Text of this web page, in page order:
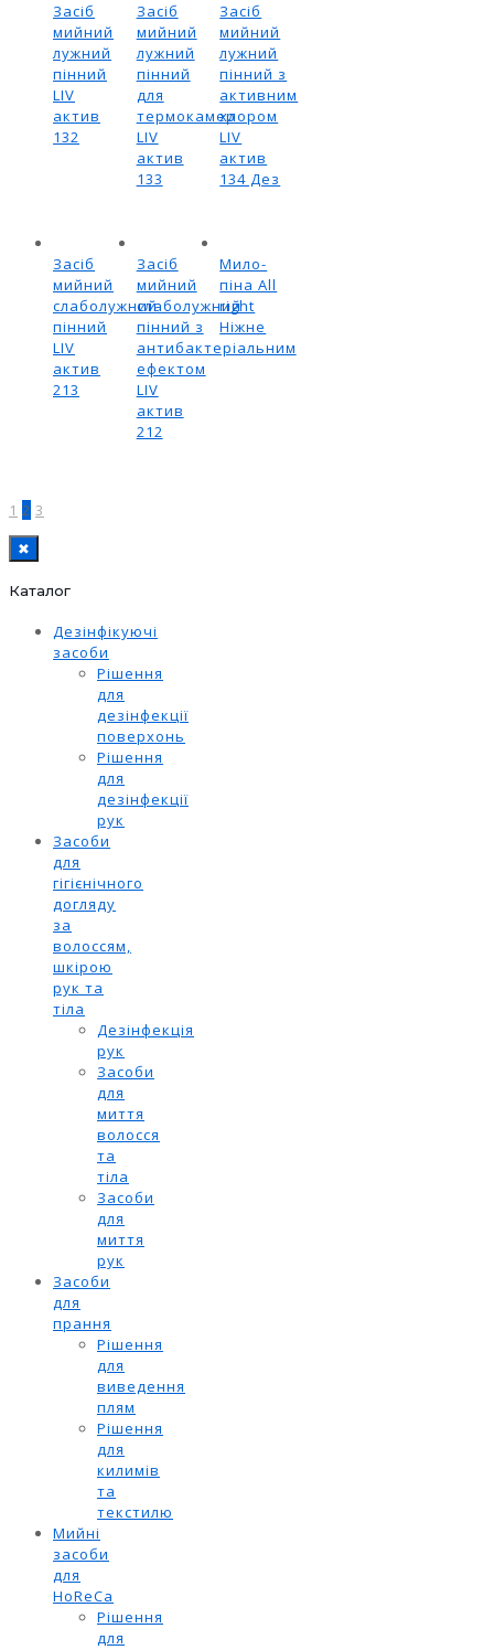
Засіб
мийний
лужний
пінний
LIV
актив
132
Засіб
мийний
лужний
пінний
для
термокамер
LIV
актив
133
Засіб
мийний
лужний
пінний з
активним
хлором
LIV
актив
134 Дез
Засіб
мийний
слаболужний
пінний
LIV
актив
213
Засіб
мийний
слаболужний
пінний з
антибактеріальним
ефектом
LIV
актив
212
Мило-
піна All
right
Ніжне
1 2 3
✖
Каталог
Дезінфікуючі
засоби
Рішення
для
дезінфекції
поверхонь
Рішення
для
дезінфекції
рук
Засоби
для
гігієнічного
догляду
за
волоссям,
шкірою
рук та
тіла
Дезінфекція
рук
Засоби
для
миття
волосся
та
тіла
Засоби
для
миття
рук
Засоби
для
прання
Рішення
для
виведення
плям
Рішення
для
килимів
та
текстилю
Мийні
засоби
для
HoReCa
Рішення
для